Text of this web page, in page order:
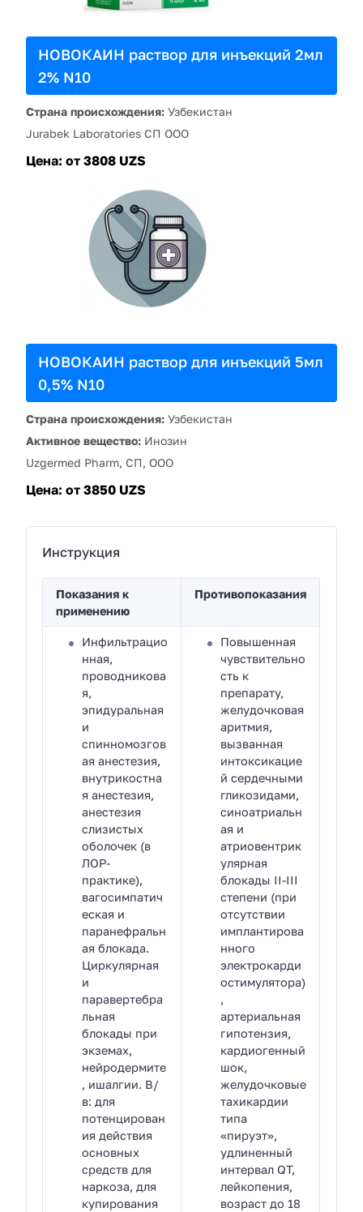
НОВОКАИН раствор для инъекций 2мл
2% N10
Страна происхождения: Узбекистан
Jurabek Laboratories СП ООО
Цена: от 3808 UZS
НОВОКАИН раствор для инъекций 5мл
0,5% N10
Страна происхождения: Узбекистан
Активное вещество: Инозин
Uzgermed Pharm, СП, ООО
Цена: от 3850 UZS
Инструкция
Показания к
применению
Противопоказания
Инфильтрацио
нная,
проводникова
я,
эпидуральная
и
спинномозгов
ая анестезия,
внутрикостна
я анестезия,
анестезия
слизистых
оболочек (в
ЛОР-
практике),
вагосимпатич
еская и
паранефральн
ая блокада.
Циркулярная
и
паравертебра
льная
блокады при
экземах,
нейродермите
, ишалгии. В/
в: для
потенцирован
ия действия
основных
средств для
наркоза, для
купирования
Повышенная
чувствительно
сть к
препарату,
желудочковая
аритмия,
вызванная
интоксикацие
й сердечными
гликозидами,
синоатриальн
ая и
атриовентрик
улярная
блокады II-III
степени (при
отсутствии
имплантирова
нного
электрокарди
остимулятора)
,
артериальная
гипотензия,
кардиогенный
шок,
желудочковые
тахикардии
типа
«пируэт»,
удлиненный
интервал QT,
лейкопения,
возраст до 18